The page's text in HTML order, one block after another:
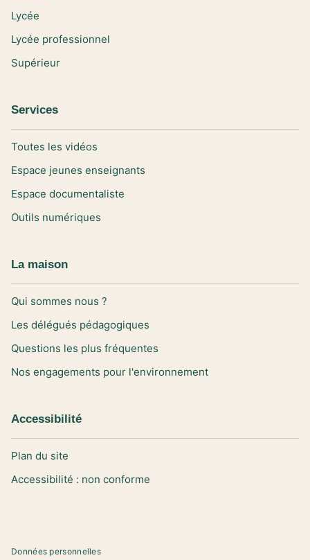
Lycée
Lycée professionnel
Supérieur
Services
Toutes les vidéos
Espace jeunes enseignants
Espace documentaliste
Outils numériques
La maison
Qui sommes nous ?
Les délégués pédagogiques
Questions les plus fréquentes
Nos engagements pour l'environnement
Accessibilité
Plan du site
Accessibilité : non conforme
Données personnelles